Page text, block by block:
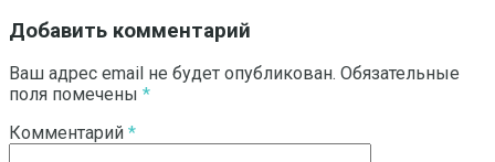
Добавить комментарий
Ваш адрес email не будет опубликован. Обязательные
поля помечены *
Комментарий *